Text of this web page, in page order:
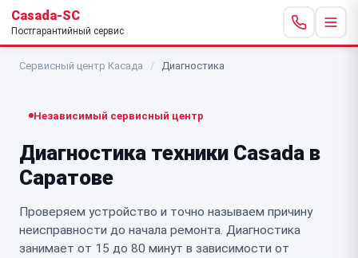
Casada-SC
Постгарантийный сервис
Сервисный центр Касада / Диагностика
Независимый сервисный центр
Диагностика техники Casada в
Саратове
Проверяем устройство и точно называем причину
неисправности до начала ремонта. Диагностика
занимает от 15 до 80 минут в зависимости от